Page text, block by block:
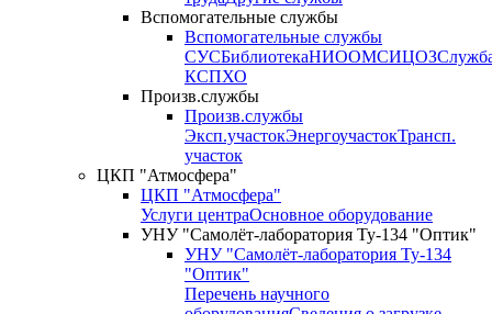
Вспомогательные службы
Вспомогательные службы
СУСБиблиотекаНИООМСИЦОЗ
КСПХО
Произв.службы
Произв.службы
Эксп.участокЭнергоучастокТрансп.
участок
ЦКП "Атмосфера"
ЦКП "Атмосфера"
Услуги центраОсновное оборудование
УНУ "Самолёт-лаборатория Ту-134 "Оптик"
УНУ "Самолёт-лаборатория Ту-134
"Оптик"
Перечень научного